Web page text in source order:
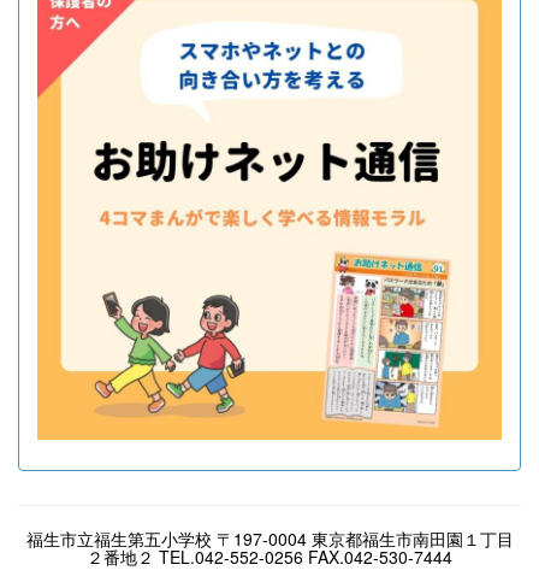
福生市立福生第五小学校 〒197-0004 東京都福生市南田園１丁目
２番地２ TEL.042-552-0256 FAX.042-530-7444